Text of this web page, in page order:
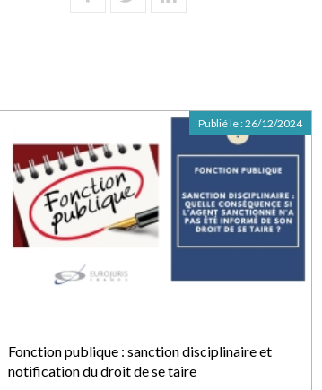
Fonction publique : sanction disciplinaire et
notification du droit de se taire
Publié le :26/12/2024